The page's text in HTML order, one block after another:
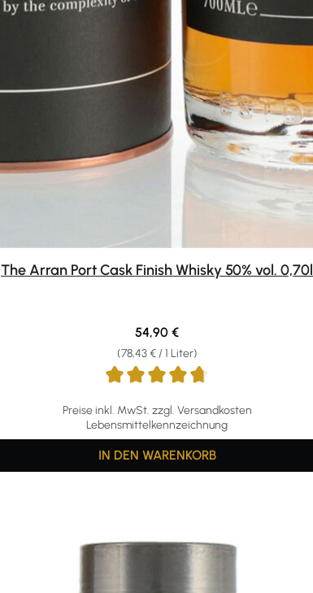
The Arran Port Cask Finish Whisky 50% vol. 0,70l
Preise inkl. MwSt. zzgl. Versandkosten
Lebensmittelkennzeichnung
(78,43 € / 1 Liter)
Regulärer Preis:
54,90 €
IN DEN WARENKORB